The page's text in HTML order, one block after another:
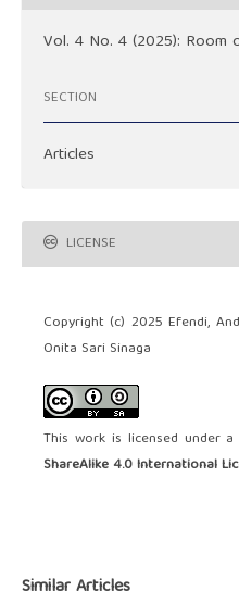
Vol. 4 No. 4 (2025): Room
SECTION
Articles
LICENSE
Copyright (c) 2025 Efendi,
Onita Sari Sinaga
This work is licensed under a
ShareAlike 4.0 International
Similar Articles